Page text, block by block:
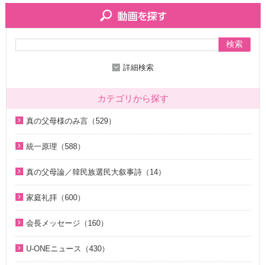
検索
詳細検索
カテゴリから探す
真の父母様のみ言（529）
2010年代（200）
2000年代（7）
1990年代（58）
幸運の言葉（77）
統一原理（588）
天の摂理からみた真の父母様の位相と価値（真の父母論）
（8）
脱会説得の宗教的背景（9）
そうだったのか！人類一家族（18）
真の父母論／韓民族選民大叙事詩（14）
（8）
韓民族選民大叙事詩（6）
家庭礼拝（600）
家庭連合Web教会 礼拝説教（55）
中高生のためのWeb礼拝（192）
会長メッセージ（160）
2025年（12）
U-ONEニュース（430）